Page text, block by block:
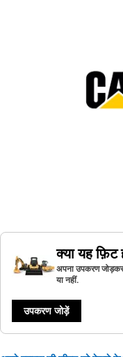
क्या यह फ़िट
अपना उपकरण जोड़कर
या नहीं.
उपकरण जोड़ें